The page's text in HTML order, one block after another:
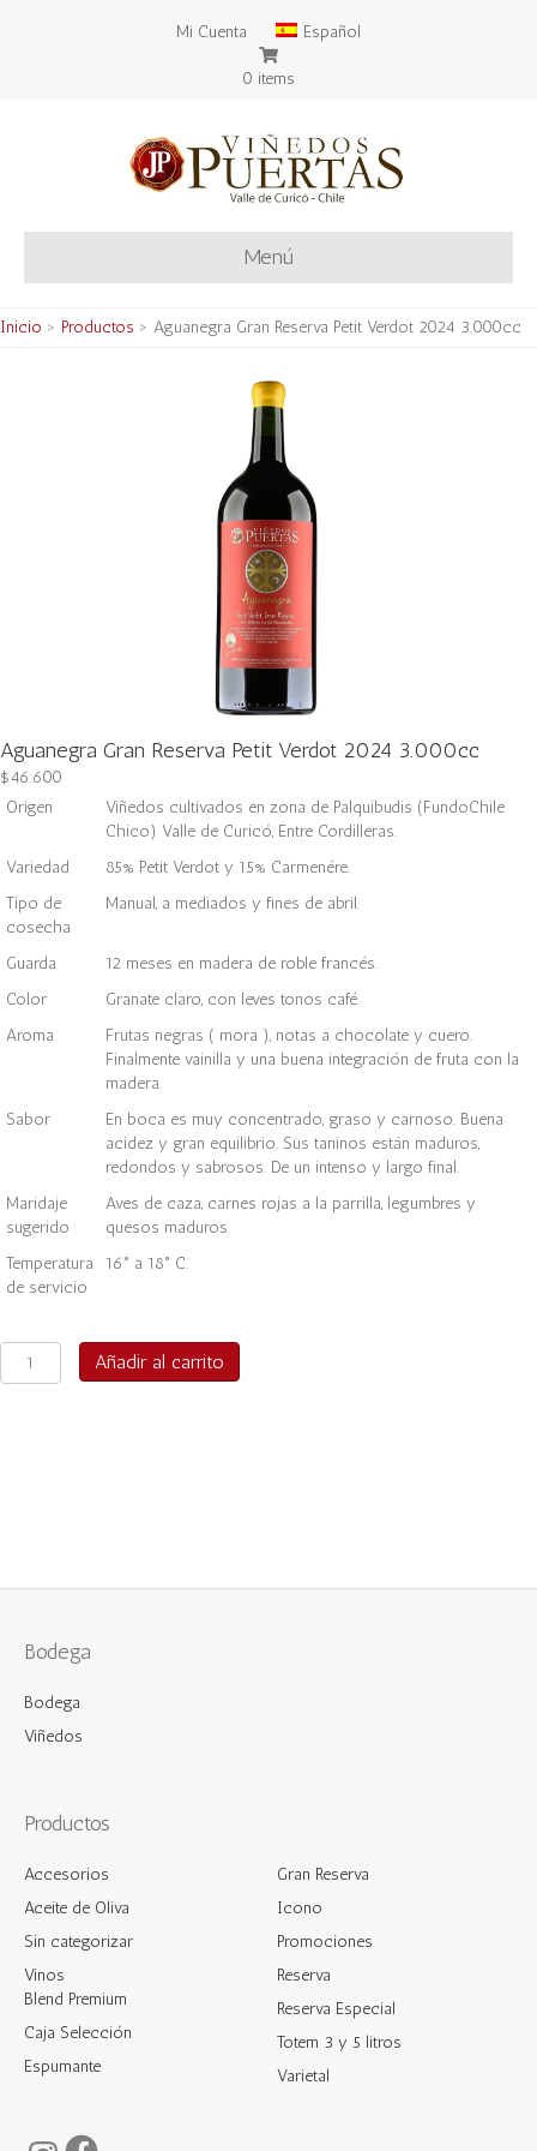
Mi Cuenta Español
0 items
Menú
Inicio > Productos > Aguanegra Gran Reserva Petit Verdot 2024 3.000cc
Aguanegra Gran Reserva Petit Verdot 2024 3.000cc
$46.600
Origen
Viñedos cultivados en zona de Palquibudis (FundoChile
Chico) Valle de Curicó, Entre Cordilleras.
Variedad
85% Petit Verdot y 15% Carmenére.
Tipo de
cosecha
Manual, a mediados y fines de abril.
Guarda
12 meses en madera de roble francés.
Color
Granate claro, con leves tonos café.
Aroma
Frutas negras ( mora ), notas a chocolate y cuero.
Finalmente vainilla y una buena integración de fruta con la
madera.
Sabor
En boca es muy concentrado, graso y carnoso. Buena
acidez y gran equilibrio. Sus taninos están maduros,
redondos y sabrosos. De un intenso y largo final.
Maridaje
sugerido
Aves de caza, carnes rojas a la parrilla, legumbres y
quesos maduros.
Temperatura
de servicio
16° a 18° C.
Aguanegra
Gran
Añadir al carrito
Bodega
Bodega
Viñedos
Productos
Accesorios
Aceite de Oliva
Sin categorizar
Vinos
Blend Premium
Caja Selección
Espumante
Gran Reserva
Icono
Promociones
Reserva
Reserva Especial
Totem 3 y 5 litros
Varietal